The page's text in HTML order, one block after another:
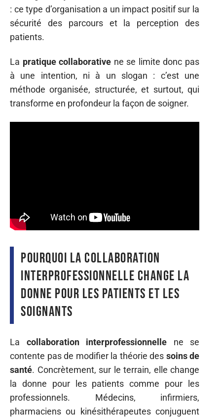
: ce type d’organisation a un impact positif sur la
sécurité des parcours et la perception des
patients.
La pratique collaborative ne se limite donc pas
à une intention, ni à un slogan : c’est une
méthode organisée, structurée, et surtout, qui
transforme en profondeur la façon de soigner.
Pourquoi la collaboration
interprofessionnelle change la
donne pour les patients et les
soignants
La collaboration interprofessionnelle ne se
contente pas de modifier la théorie des soins de
santé. Concrètement, sur le terrain, elle change
la donne pour les patients comme pour les
professionnels. Médecins, infirmiers,
pharmaciens ou kinésithérapeutes conjuguent